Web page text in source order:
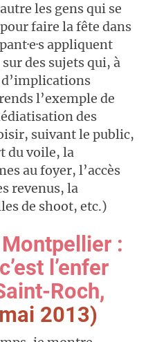
les gens qui se
faire la fête dans
appliquent
des sujets qui, à
l’exemple de
des
suivant le public,
du voile, la
au foyer, l’accès
revenus, la
de shoot, etc.)
Montpellier :
l’enfer
Roch,
2013)